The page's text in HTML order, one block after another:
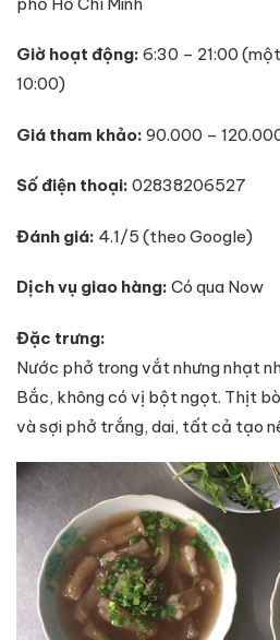
Giờ hoạt động: 6:30 – 21:00
10:00)
Giá tham khảo: 90.000 –
Số điện thoại: 02838206527
Đánh giá: 4.1/5 (theo Google)
Dịch vụ giao hàng: Có qua Now
Đặc trưng:
Nước phở trong vắt nhưng nhạt
Bắc, không có vị bột ngọt. Thịt
và sợi phở trắng, dai, tất cả tạo